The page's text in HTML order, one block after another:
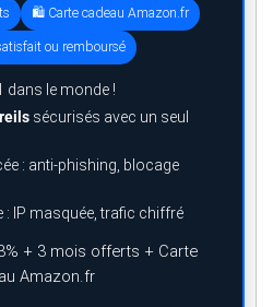
🛍️ Carte cadeau Amazon.fr
ou remboursé
dans le monde !
sécurisés avec un seul
: anti-phishing, blocage
: IP masquée, trafic chiffré
+ 3 mois offerts + Carte
Amazon.fr